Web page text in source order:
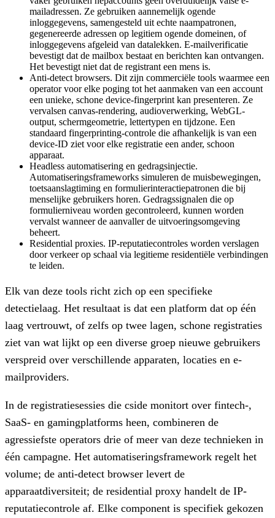
mailadressen. Ze gebruiken aannemelijk ogende
inloggegevens, samengesteld uit echte naampatronen,
gegenereerde adressen op legitiem ogende domeinen, of
inloggegevens afgeleid van datalekken. E-mailverificatie
bevestigt dat de mailbox bestaat en berichten kan ontvangen.
Het bevestigt niet dat de registrant een mens is.
Anti-detect browsers. Dit zijn commerciële tools waarmee een
operator voor elke poging tot het aanmaken van een account
een unieke, schone device-fingerprint kan presenteren. Ze
vervalsen canvas-rendering, audioverwerking, WebGL-
output, schermgeometrie, lettertypen en tijdzone. Een
standaard fingerprinting-controle die afhankelijk is van een
device-ID ziet voor elke registratie een ander, schoon
apparaat.
Headless automatisering en gedragsinjectie.
Automatiseringsframeworks simuleren de muisbewegingen,
toetsaanslagtiming en formulierinteractiepatronen die bij
menselijke gebruikers horen. Gedragssignalen die op
formulierniveau worden gecontroleerd, kunnen worden
vervalst wanneer de aanvaller de uitvoeringsomgeving
beheert.
Residential proxies. IP-reputatiecontroles worden verslagen
door verkeer op schaal via legitieme residentiële verbindingen
te leiden.
Elk van deze tools richt zich op een specifieke
detectielaag. Het resultaat is dat een platform dat op één
laag vertrouwt, of zelfs op twee lagen, schone registraties
ziet van wat lijkt op een diverse groep nieuwe gebruikers
verspreid over verschillende apparaten, locaties en e-
mailproviders.
In de registratiesessies die cside monitort over fintech-,
SaaS- en gamingplatforms heen, combineren de
agressiefste operators drie of meer van deze technieken in
één campagne. Het automatiseringsframework regelt het
volume; de anti-detect browser levert de
apparaatdiversiteit; de residential proxy handelt de IP-
reputatiecontrole af. Elke component is specifiek gekozen